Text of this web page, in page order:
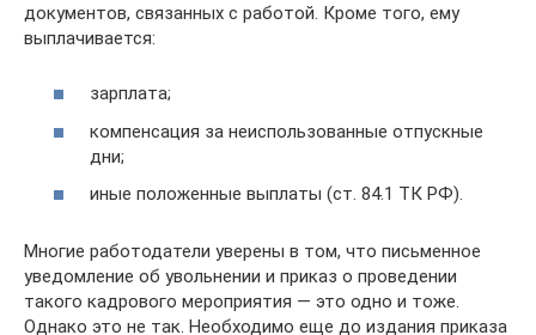
документов, связанных с работой. Кроме того, ему
выплачивается:
зарплата;
компенсация за неиспользованные отпускные
дни;
иные положенные выплаты (ст. 84.1 ТК РФ).
Многие работодатели уверены в том, что письменное
уведомление об увольнении и приказ о проведении
такого кадрового мероприятия — это одно и тоже.
Однако это не так. Необходимо еще до издания приказа